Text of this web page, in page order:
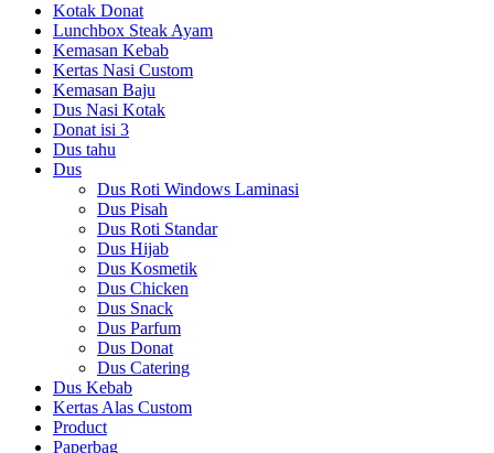
Kotak Donat
Lunchbox Steak Ayam
Kemasan Kebab
Kertas Nasi Custom
Kemasan Baju
Dus Nasi Kotak
Donat isi 3
Dus tahu
Dus
Dus Roti Windows Laminasi
Dus Pisah
Dus Roti Standar
Dus Hijab
Dus Kosmetik
Dus Chicken
Dus Snack
Dus Parfum
Dus Donat
Dus Catering
Dus Kebab
Kertas Alas Custom
Product
Paperbag